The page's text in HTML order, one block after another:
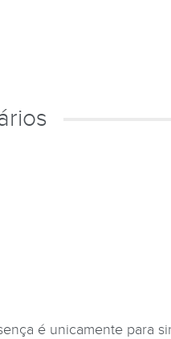
é unicamente para